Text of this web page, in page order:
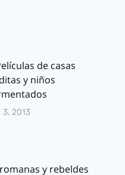
de casas
y niños
3, 2013
y rebeldes